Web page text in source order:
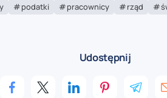
podatki pracownicy rząd
Udostępnij